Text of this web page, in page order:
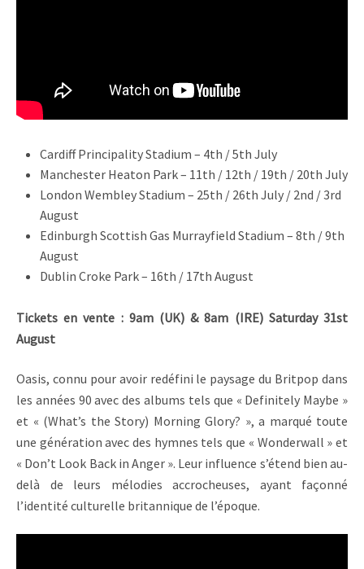
Cardiff Principality Stadium – 4th / 5th July
Manchester Heaton Park– 11th / 12th / 19th / 20th July
London Wembley Stadium – 25th / 26th July / 2nd / 3rd
August
Edinburgh Scottish Gas Murrayfield Stadium – 8th / 9th
August
Dublin Croke Park– 16th / 17th August
Tickets en vente : 9am (UK) & 8am (IRE) Saturday 31st
August
Oasis, connu pour avoir redéfini le paysage du Britpop dans
les années 90 avec des albums tels que « Definitely Maybe »
et « (What’s the Story) Morning Glory? », a marqué toute
une génération avec des hymnes tels que « Wonderwall » et
« Don’t Look Back in Anger ». Leur influence s’étend bien au-
delà de leurs mélodies accrocheuses, ayant façonné
l’identité culturelle britannique de l’époque.